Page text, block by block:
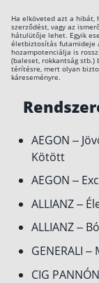
Blog
Rólunk
Kapcsolat
Karrier
Ha elköveted azt a hibát,
szerződést, vagy az
hátulütője lehet. Egyik
életbiztosítás futamideje
hozampotenciálja is
(baleset, rokkantság stb.)
térítésre, mert olyan
káreseményre.
AEGON –
Kötött
AEGON –
ALLIANZ –
ALLIANZ –
GENERALI
CIG